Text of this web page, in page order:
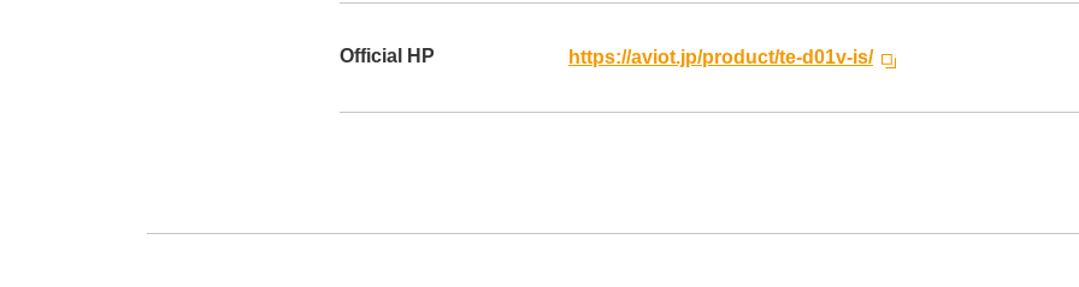
Official HP https://aviot.jp/product/te-d01v-is/